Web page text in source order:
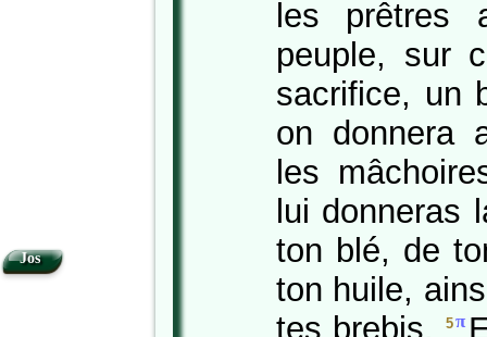
les prêtres
peuple, sur
sacrifice, un
on donnera
les
lui donneras
ton blé, de
ton huile,
tes brebis.
5π
Jos